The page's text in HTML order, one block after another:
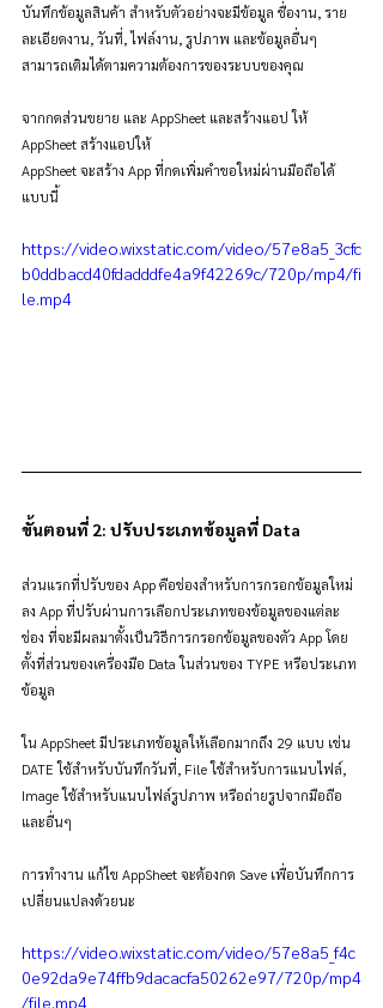
บันทึกข้อมูลสินค้า สำหรับตัวอย่างจะมีข้อมูล ชื่องาน, ราย
ละเอียดงาน, วันที่, ไฟล์งาน, รูปภาพ และข้อมูลอื่นๆ
สามารถเติมได้ตามความต้องการของระบบของคุณ
จากกดส่วนขยาย และ AppSheet และสร้างแอป ให้
AppSheet สร้างแอปให้
AppSheet จะสร้าง App ที่กดเพิ่มคำขอใหม่ผ่านมือถือได้
แบบนี้
https://video.wixstatic.com/video/57e8a5_3cfc
b0ddbacd40fdadddfe4a9f42269c/720p/mp4/fi
le.mp4
ขั้นตอนที่ 2: ปรับประเภทข้อมูลที่ Data
ส่วนแรกที่ปรับของ App คือช่องสำหรับการกรอกข้อมูลใหม่
ลง App ที่ปรับผ่านการเลือกประเภทของข้อมูลของแต่ละ
ช่อง ที่จะมีผลมาตั้งเป็นวิธีการกรอกข้อมูลของตัว App โดย
ตั้งที่ส่วนของเครื่องมือ Data ในส่วนของ TYPE หรือประเภท
ข้อมูล
ใน AppSheet มีประเภทข้อมูลให้เลือกมากถึง 29 แบบ เช่น
DATE ใช้สำหรับบันทึกวันที่, File ใช้สำหรับการแนบไฟล์,
Image ใช้สำหรับแนบไฟล์รูปภาพ หรือถ่ายรูปจากมือถือ
และอื่นๆ
การทำงาน แก้ไข AppSheet จะต้องกด Save เพื่อบันทึกการ
เปลี่ยนแปลงด้วยนะ
https://video.wixstatic.com/video/57e8a5_f4c
0e92da9e74ffb9dacacfa50262e97/720p/mp4
/file.mp4